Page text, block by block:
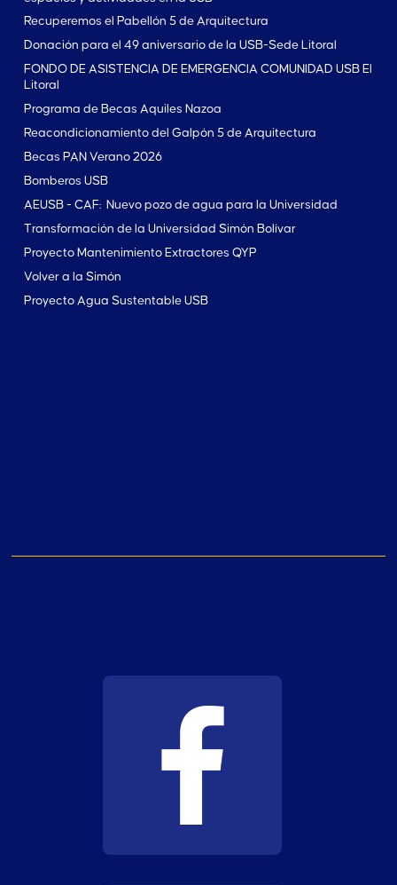
Recuperemos el Pabellón 5 de Arquitectura
Donación para el 49 aniversario de la USB-Sede Litoral
FONDO DE ASISTENCIA DE EMERGENCIA COMUNIDAD USB El
Litoral
Programa de Becas Aquiles Nazoa
Reacondicionamiento del Galpón 5 de Arquitectura
Becas PAN Verano 2026
Bomberos USB
AEUSB - CAF: Nuevo pozo de agua para la Universidad
Transformación de la Universidad Simón Bolívar
Proyecto Mantenimiento Extractores QYP
Volver a la Simón
Proyecto Agua Sustentable USB